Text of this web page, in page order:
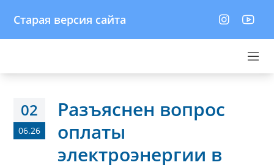
Старая версия сайта
02
06.26
Разъяснен вопрос
оплаты
электроэнергии в